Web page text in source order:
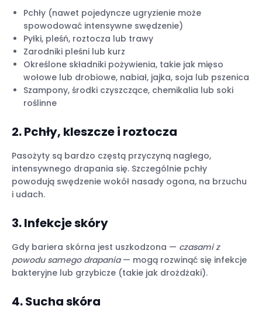
Pchły (nawet pojedyncze ugryzienie może
spowodować intensywne swędzenie)
Pyłki, pleśń, roztocza lub trawy
Zarodniki pleśni lub kurz
Określone składniki pożywienia, takie jak mięso
wołowe lub drobiowe, nabiał, jajka, soja lub pszenica
Szampony, środki czyszczące, chemikalia lub soki
roślinne
2. Pchły, kleszcze i roztocza
Pasożyty są bardzo częstą przyczyną nagłego,
intensywnego drapania się. Szczególnie pchły
powodują swędzenie wokół nasady ogona, na brzuchu
i udach.
3. Infekcje skóry
Gdy bariera skórna jest uszkodzona — czasami z
powodu samego drapania— mogą rozwinąć się infekcje
bakteryjne lub grzybicze (takie jak drożdżaki).
4. Sucha skóra